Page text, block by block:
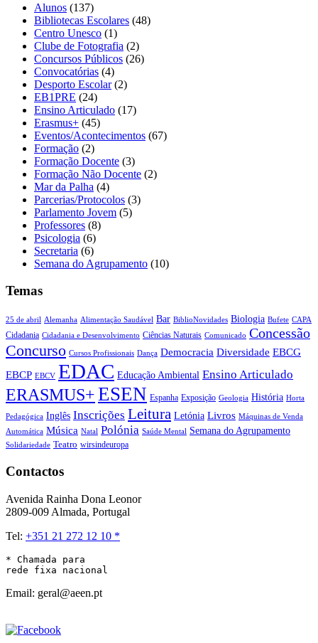
Alunos (137)
Bibliotecas Escolares (48)
Centro Unesco (1)
Clube de Fotografia (2)
Concursos Públicos (26)
Convocatórias (4)
Desporto Escolar(2)
EB1PRE (24)
Ensino Articulado (17)
Erasmus+ (45)
Eventos/Acontecimentos (67)
Formação (2)
Formação Docente (3)
Formação Não Docente (2)
Mar da Palha (4)
Parcerias/Protocolos (3)
Parlamento Jovem (5)
Professores (8)
Psicologia (6)
Secretaria (6)
Semana do Agrupamento (10)
Temas
25 de abril Alemanha Alimentação Saudável Bar BiblioNovidades Biologia Bufete CAPA
Cidadania Cidadania e Desenvolvimento Ciências Naturais Comunicado Concessão
Concurso Cursos Profissionais Dança Democracia Diversidade EBCG
EBCP EBCV EDAC Educação Ambiental Ensino Articulado
ERASMUS+ESEN Espanha Exposição Geologia História Horta
Pedagógica Inglês Inscrições Leitura Letónia Livros Máquinas de Venda
Automática Música Natal Polónia Saúde Mental Semana do Agrupamento
Solidariedade Teatro wirsindeuropa
Contactos
Avenida Rainha Dona Leonor
2809-009 Almada, Portugal
Tel: +351 21 272 12 10 *
* Chamada para
rede fixa nacional
Email: geral@aeen.pt